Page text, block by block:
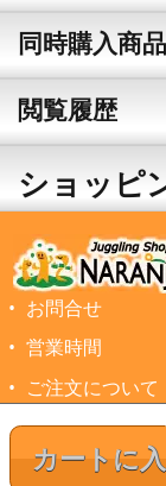
カートに
同時購入商品
閲覧履歴
ショッピ
お問合せ
営業時間
ご注文について
©1999-